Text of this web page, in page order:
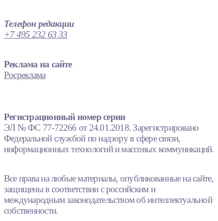
Телефон редакции
+7 495 232 63 33
Реклама на сайте
Росреклама
Регистрационный номер серии
ЭЛ № ФС 77-72266 от 24.01.2018. Зарегистрировано
Федеральной службой по надзору в сфере связи,
информационных технологий и массовых коммуникаций.
Все права на любые материалы, опубликованные на сайте,
защищены в соответствии с российским и
международным законодательством об интеллектуальной
собственности.